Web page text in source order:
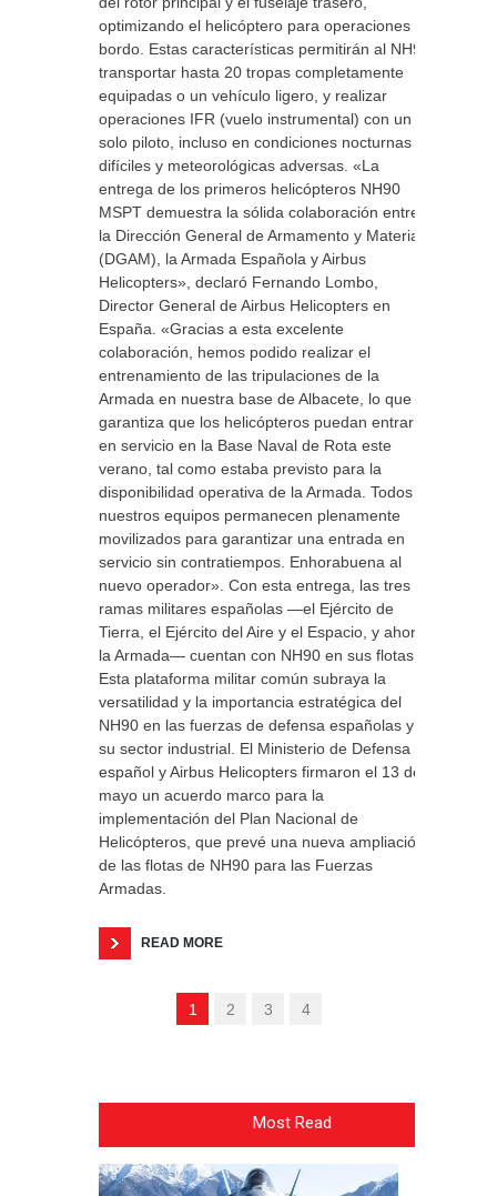
optimizando el helicóptero para operaciones a
bordo. Estas características permitirán al NH90
transportar hasta 20 tropas completamente
equipadas o un vehículo ligero, y realizar
operaciones IFR (vuelo instrumental) con un
solo piloto, incluso en condiciones nocturnas
difíciles y meteorológicas adversas. «La
entrega de los primeros helicópteros NH90
MSPT demuestra la sólida colaboración entre
la Dirección General de Armamento y Material
(DGAM), la Armada Española y Airbus
Helicopters», declaró Fernando Lombo,
Director General de Airbus Helicopters en
España. «Gracias a esta excelente
colaboración, hemos podido realizar el
entrenamiento de las tripulaciones de la
Armada en nuestra base de Albacete, lo que
garantiza que los helicópteros puedan entrar
en servicio en la Base Naval de Rota este
verano, tal como estaba previsto para la
disponibilidad operativa de la Armada. Todos
nuestros equipos permanecen plenamente
movilizados para garantizar una entrada en
servicio sin contratiempos. Enhorabuena al
nuevo operador». Con esta entrega, las tres
ramas militares españolas —el Ejército de
Tierra, el Ejército del Aire y el Espacio, y ahora
la Armada— cuentan con NH90 en sus flotas.
Esta plataforma militar común subraya la
versatilidad y la importancia estratégica del
NH90 en las fuerzas de defensa españolas y
su sector industrial. El Ministerio de Defensa
español y Airbus Helicopters firmaron el 13 de
mayo un acuerdo marco para la
implementación del Plan Nacional de
Helicópteros, que prevé una nueva ampliación
de las flotas de NH90 para las Fuerzas
Armadas.
READ MORE
1 2 3 4
Most Read